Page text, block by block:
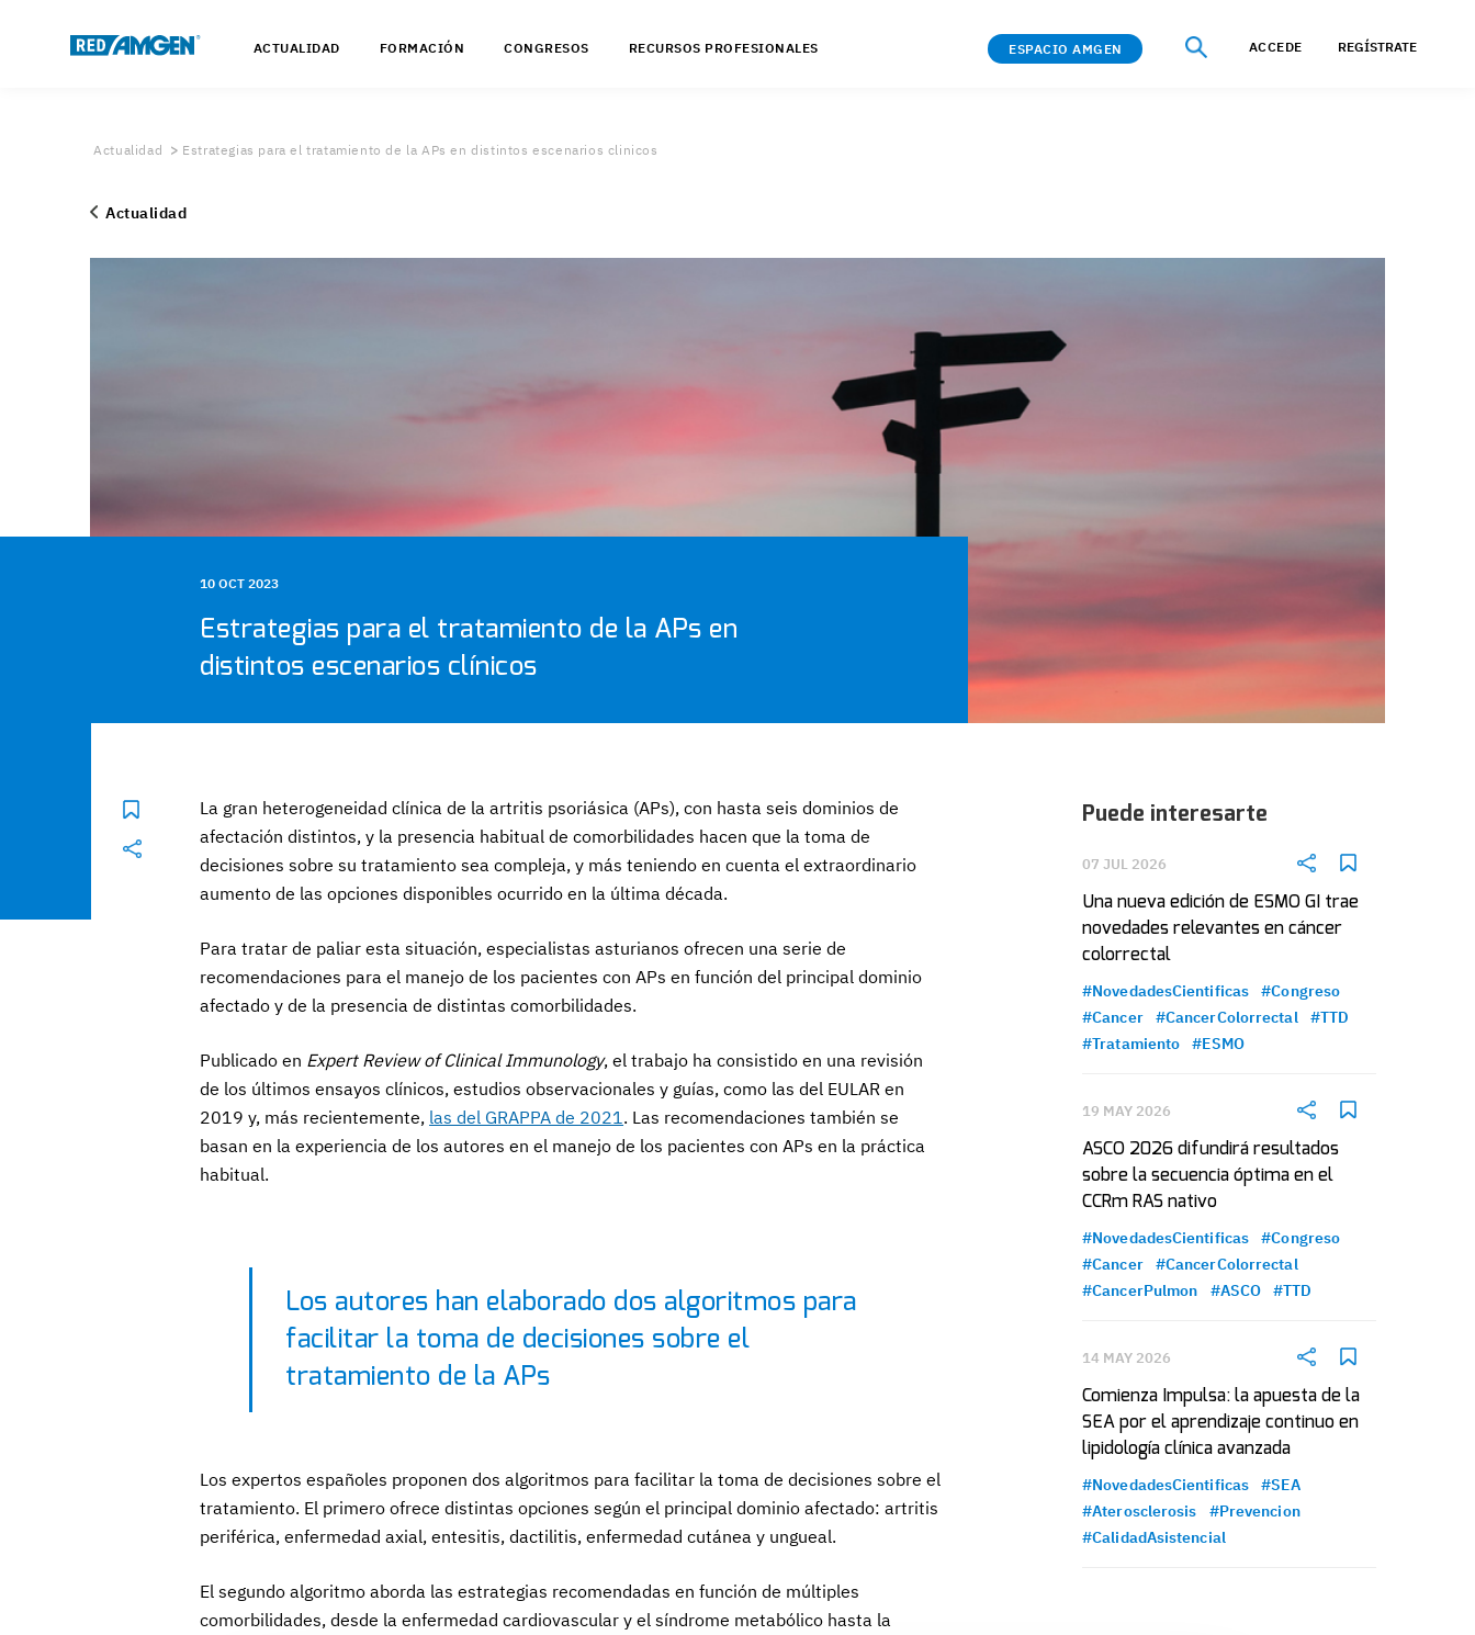
ACTUALIDAD FORMACIÓN CONGRESOS RECURSOS PROFESIONALES ESPACIO AMGEN ACCEDE REGÍSTRATE
Actualidad Estrategias para el tratamiento de la APs en distintos escenarios clinicos
Actualidad
10 OCT 2023
Estrategias para el tratamiento de la APs en
distintos escenarios clínicos
La gran heterogeneidad clínica de la artritis psoriásica (APs), con hasta seis dominios de
afectación distintos, y la presencia habitual de comorbilidades hacen que la toma de
decisiones sobre su tratamiento sea compleja, y más teniendo en cuenta el extraordinario
aumento de las opciones disponibles ocurrido en la última década.
Para tratar de paliar esta situación, especialistas asturianos ofrecen una serie de
recomendaciones para el manejo de los pacientes con APs en función del principal dominio
afectado y de la presencia de distintas comorbilidades.
Publicado en Expert Review of Clinical Immunology, el trabajo ha consistido en una revisión
de los últimos ensayos clínicos, estudios observacionales y guías, como las del EULAR en
2019 y, más recientemente, las del GRAPPA de 2021. Las recomendaciones también se
basan en la experiencia de los autores en el manejo de los pacientes con APs en la práctica
habitual.
Los autores han elaborado dos algoritmos para
facilitar la toma de decisiones sobre el
tratamiento de la APs
Los expertos españoles proponen dos algoritmos para facilitar la toma de decisiones sobre el
tratamiento. El primero ofrece distintas opciones según el principal dominio afectado: artritis
periférica, enfermedad axial, entesitis, dactilitis, enfermedad cutánea y ungueal.
El segundo algoritmo aborda las estrategias recomendadas en función de múltiples
comorbilidades, desde la enfermedad cardiovascular y el síndrome metabólico hasta la
Puede interesarte
07 JUL 2026
Una nueva edición de ESMO GI trae
novedades relevantes en cáncer
colorrectal
#NovedadesCientificas
#Congreso
#Cancer
#CancerColorrectal
#TTD
#Tratamiento
#ESMO
19 MAY 2026
ASCO 2026 difundirá resultados
sobre la secuencia óptima en el
CCRm RAS nativo
#NovedadesCientificas
#Congreso
#Cancer
#CancerColorrectal
#CancerPulmon
#ASCO #TTD
14 MAY 2026
Comienza Impulsa: la apuesta de la
SEA por el aprendizaje continuo en
lipidología clínica avanzada
#NovedadesCientificas
#SEA
#Aterosclerosis
#Prevencion
#CalidadAsistencial